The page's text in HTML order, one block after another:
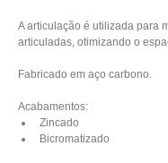
A articulação é utilizada para
articuladas, otimizando o
Fabricado em aço carbono.
Acabamentos:
Zincado
Bicromatizado